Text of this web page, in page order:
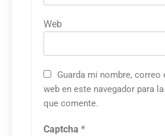
Web
Guarda mi nombre,
web en este navegador para
que comente.
Captcha *